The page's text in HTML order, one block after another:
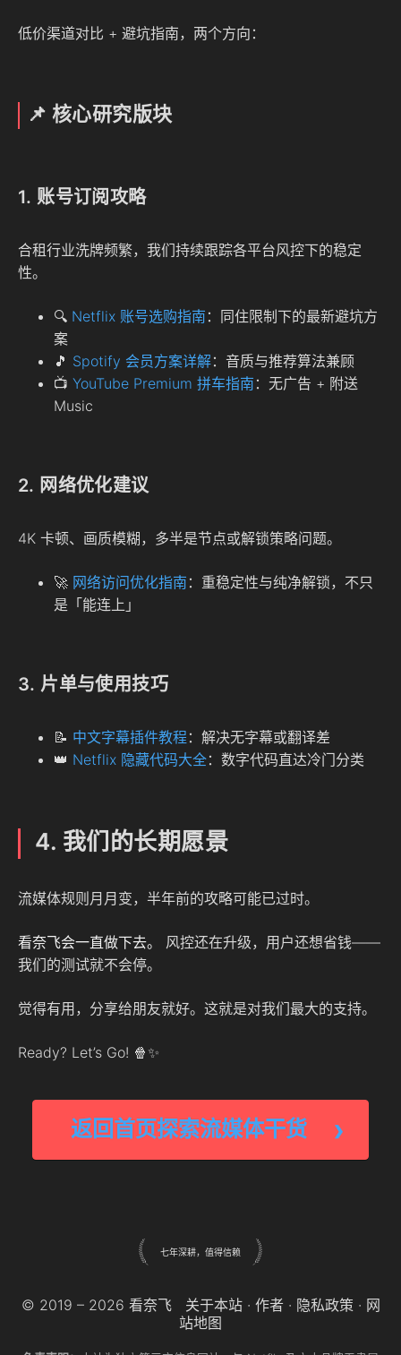
低价渠道对比 + 避坑指南，两个方向：
📌 核心研究版块
1. 账号订阅攻略
合租行业洗牌频繁，我们持续跟踪各平台风控下的稳定
性。
🔍 Netflix 账号选购指南 ：同住限制下的最新避坑方
案
🎵 Spotify 会员方案详解：音质与推荐算法兼顾
📺 YouTube Premium 拼车指南 ：无广告 + 附送
Music
2. 网络优化建议
4K 卡顿、画质模糊，多半是节点或解锁策略问题。
🚀 网络访问优化指南 ：重稳定性与纯净解锁，不只
是「能连上」
3. 片单与使用技巧
📝 中文字幕插件教程 ：解决无字幕或翻译差
👑 Netflix 隐藏代码大全：数字代码直达冷门分类
4. 我们的长期愿景
流媒体规则月月变，半年前的攻略可能已过时。
看奈飞会一直做下去。
风控还在升级，用户还想省钱——
我们的测试就不会停。
觉得有用，分享给朋友就好。这就是对我们最大的支持。
Ready? Let’s Go! 🍿✨
返回首页探索流媒体干货
七年深耕，值得信赖
© 2019 – 2026 看奈飞 关于本站· 作者· 隐私政策 · 网
站地图